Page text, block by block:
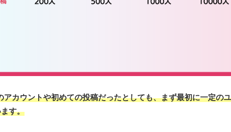
カウントや初めての投稿だったとしても、まず最初に一定の
す。